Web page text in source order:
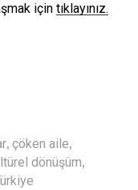
için tıklayınız.
, çöken aile,
dönüşüm,